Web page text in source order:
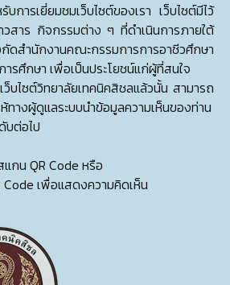
เยี่ยมชมเว็บไซต์ของเรา เว็บไซต์มีไว้
สาร กิจกรรมต่าง ๆ ที่ดำเนินการภายใต้
ดสำนักงานคณะกรรมการการอาชีวศึกษา
รศึกษา เพื่อเป็นประโยชน์แก่ผู้ที่สนใจ
บไซต์วิทยาลัยเทคนิคสิชลแล้วนั้น สามารถ
ทางผู้ดูแลระบบนำข้อมูลความเห็นของท่าน
บต่อไป
แกน QR Code หรือ
Code เพื่อแสดงความคิดเห็น